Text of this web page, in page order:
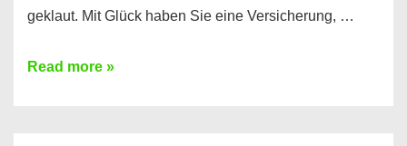
geklaut. Mit Glück haben Sie eine Versicherung, …
Ferratum
Read more »